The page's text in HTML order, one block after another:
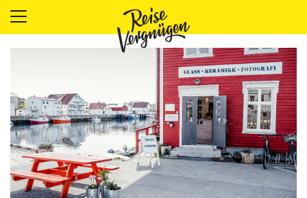
LÄNDER
PLANUNG
OUTDOOR